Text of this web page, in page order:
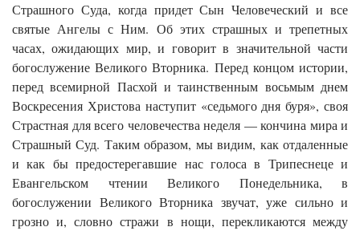
Страшного Суда, когда придет Сын Человеческий и все
святые Ангелы с Ним. Об этих страшных и трепетных
часах, ожидающих мир, и говорит в значительной части
богослужение Великого Вторника. Перед концом истории,
перед всемирной Пасхой и таинственным восьмым днем
Воскресения Христова наступит «седьмого дня буря», своя
Страстная для всего человечества неделя — кончина мира и
Страшный Суд. Таким образом, мы видим, как отдаленные
и как бы предостерегавшие нас голоса в Трипеснеце и
Евангельском чтении Великого Понедельника, в
богослужении Великого Вторника звучат, уже сильно и
грозно и, словно стражи в нощи, перекликаются между